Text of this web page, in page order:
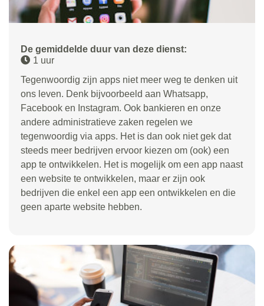
De gemiddelde duur van deze dienst:
1 uur
Tegenwoordig zijn apps niet meer weg te denken uit
ons leven. Denk bijvoorbeeld aan Whatsapp,
Facebook en Instagram. Ook bankieren en onze
andere administratieve zaken regelen we
tegenwoordig via apps. Het is dan ook niet gek dat
steeds meer bedrijven ervoor kiezen om (ook) een
app te ontwikkelen. Het is mogelijk om een app naast
een website te ontwikkelen, maar er zijn ook
bedrijven die enkel een app een ontwikkelen en die
geen aparte website hebben.